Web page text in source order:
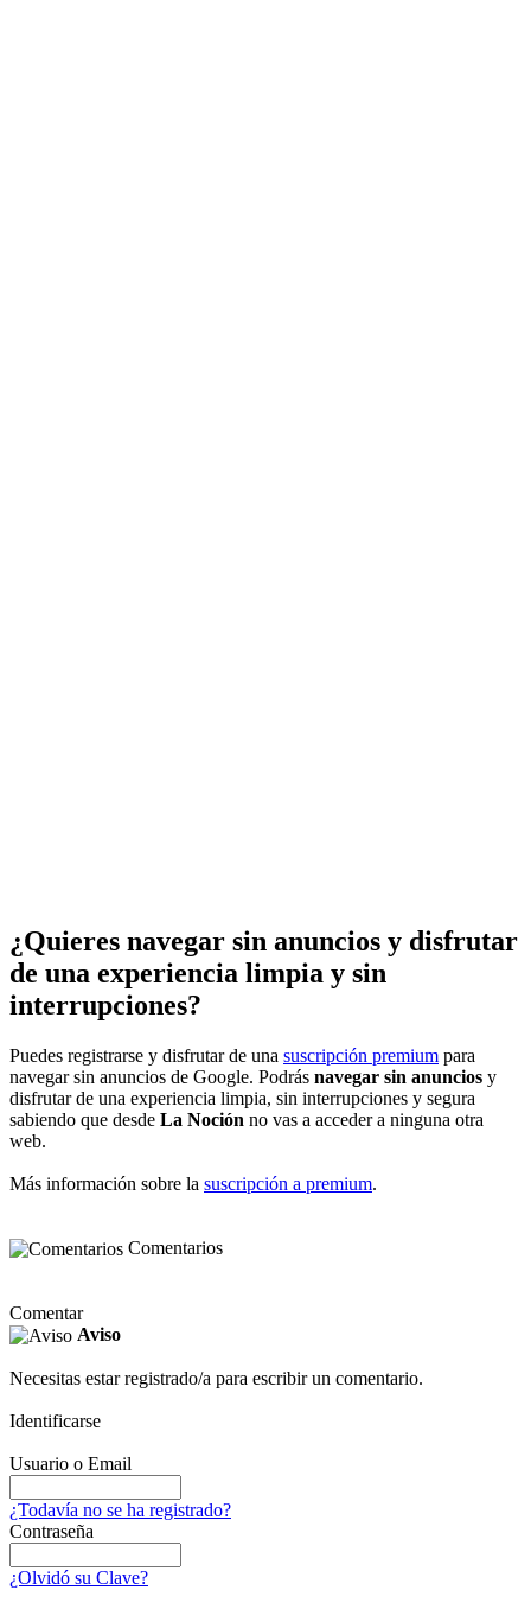
¿Quieres navegar sin anuncios y disfrutar
de una experiencia limpia y sin
interrupciones?
Puedes registrarse y disfrutar de una suscripción premium para
navegar sin anuncios de Google. Podrás navegar sin anuncios y
disfrutar de una experiencia limpia, sin interrupciones y segura
sabiendo que desde La Noción no vas a acceder a ninguna otra
web.
Más información sobre la suscripción a premium.
Comentarios
Comentar
Aviso
Necesitas estar registrado/a para escribir un comentario.
Identificarse
Usuario o Email
¿Todavía no se ha registrado?
Contraseña
¿Olvidó su Clave?